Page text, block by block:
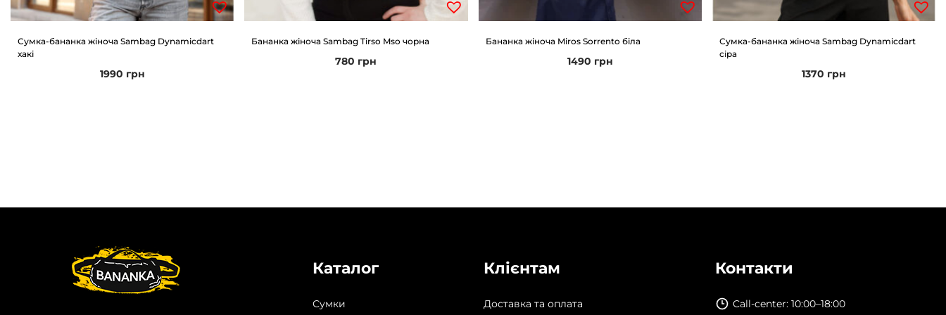
Сумка-бананка жіноча Sambag Dynamicdart
хакі
1990 грн
Бананка жіноча Sambag Tirso Mso чорна
780 грн
Бананка жіноча Miros Sorrento біла
1490 грн
Сумка-бананка жіноча Sambag Dynamicdart
сіра
1370 грн
Каталог
Сумки
Клієнтам
Доставка та оплата
Контакти
Call-center: 10:00–18:00